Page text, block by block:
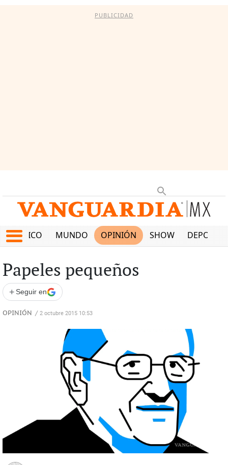
PUBLICIDAD
MÉXICO MUNDO OPINIÓN SHOW
Papeles pequeños
+ Seguir en
OPINIÓN / 2 octubre 2015 10:53